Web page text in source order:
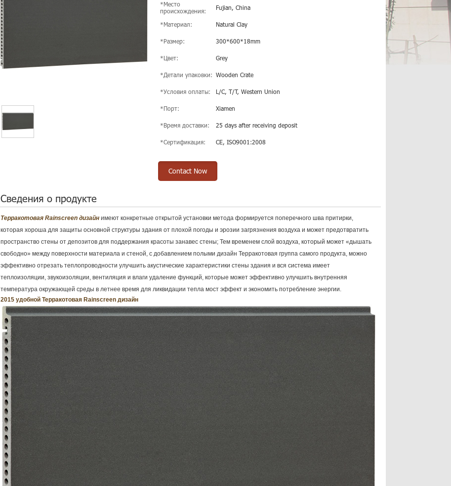
*Место
происхождения:
Fujian, China
*Материал: Natural Clay
*Размер: 300*600*18mm
*Цвет: Grey
*Детали упаковки: Wooden Crate
*Условия оплаты: L/C, T/T, Western Union
*Порт: Xiamen
*Время доставки: 25 days after receiving deposit
*Сертификация: CE, ISO9001:2008
Contact Now
Сведения о продукте
Терракотовая Rainscreen дизайн имеют конкретные открытой установки метода формируется поперечного шва притирки,
которая хороша для защиты основной структуры здания от плохой погоды и эрозии загрязнения воздуха и может предотвратить
пространство стены от депозитов для поддержания красоты занавес стены; Тем временем слой воздуха, который может «дышать
свободно» между поверхности материала и стеной, с добавлением полыми дизайн Терракотовая группа самого продукта, можно
эффективно отрезать теплопроводности улучшить акустические характеристики стены здания и вся система имеет
теплоизоляции, звукоизоляции, вентиляция и влаги удаление функций, которые может эффективно улучшить внутренняя
температура окружающей среды в летнее время для ликвидации тепла мост эффект и экономить потребление энергии.
2015 удобной Терракотовая Rainscreen дизайн